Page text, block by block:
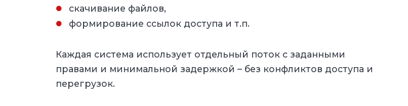
скачивание файлов,
формирование ссылок доступа и т.п.
Каждая система использует отдельный поток с заданными
правами и минимальной задержкой – без конфликтов доступа и
перегрузок.